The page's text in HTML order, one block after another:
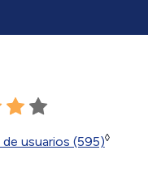
usuarios (595)◊